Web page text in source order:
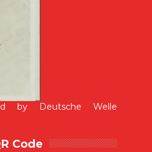
by Deutsche Welle
Code